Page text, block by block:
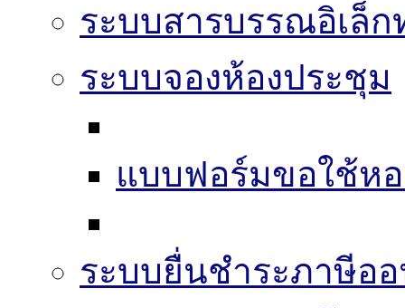
ระบบสารบรรณอิเล็
ระบบจองห้องประชุม
แบบฟอร์มขอใช้ห
ระบบยื่นชำระภาษีอ